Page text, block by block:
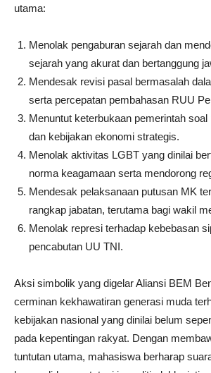
utama:
Menolak pengaburan sejarah dan
sejarah yang akurat dan bertanggung
Mendesak revisi pasal bermasalah
serta percepatan pembahasan RUU
Menuntut keterbukaan pemerintah soal
dan kebijakan ekonomi strategis.
Menolak aktivitas LGBT yang dinilai
norma keagamaan serta mendorong
Mendesak pelaksanaan putusan MK
rangkap jabatan, terutama bagi wakil
Menolak represi terhadap kebebasan
pencabutan UU TNI.
Aksi simbolik yang digelar Aliansi BEM
cerminan kekhawatiran generasi muda
kebijakan nasional yang dinilai belum
pada kepentingan rakyat. Dengan
tuntutan utama, mahasiswa berharap